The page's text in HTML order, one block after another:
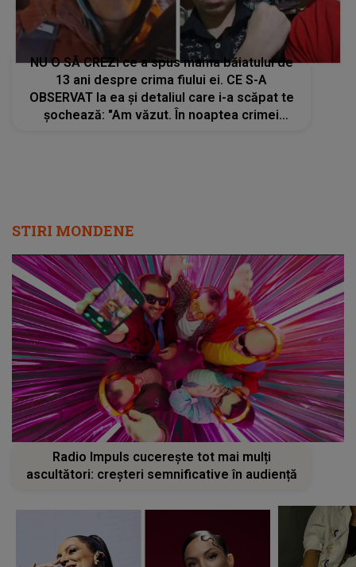
NU O SĂ CREZI ce a spus mama băiatului de
13 ani despre crima fiului ei. CE S-A
OBSERVAT la ea și detaliul care i-a scăpat te
șochează: "Am văzut. În noaptea crimei
STIRI MONDENE
Radio Impuls cucerește tot mai mulți
ascultători: creșteri semnificative în audiență